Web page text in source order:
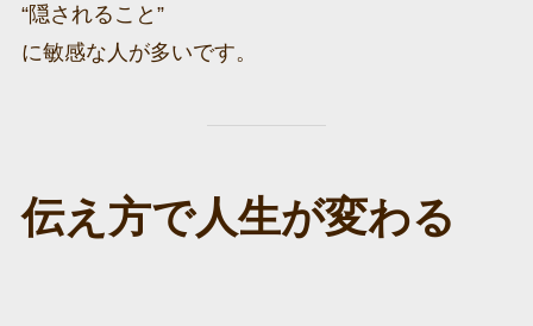
“隠されること”
に敏感な人が多いです。
伝え方で人生が変わる